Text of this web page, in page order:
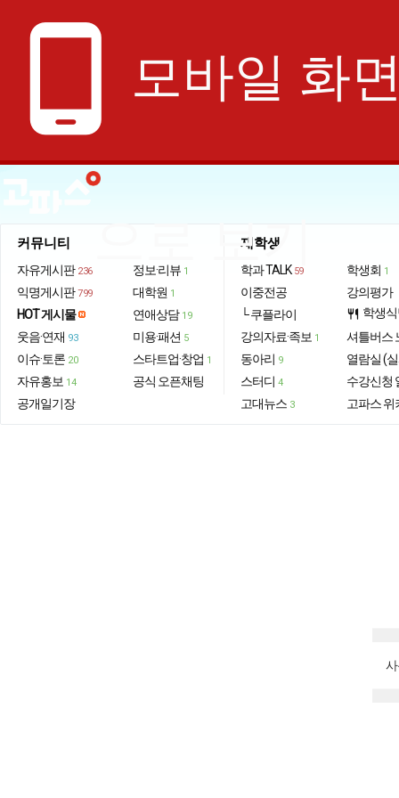
phone_android 모바일 화
으로 보기
커뮤니티
자유게시판 236
익명게시판 799
HOT 게시물
웃음·연재 93
이슈·토론 20
자유홍보 14
공개일기장
정보·리뷰 1
대학원 1
연애상담 19
미용·패션 5
스타트업·창업 1
공식 오픈채팅
재학생
학과 TALK 59
이중전공
└ 쿠플라이
강의자료·족보 1
동아리 9
스터디 4
고대뉴스 3
학생회 1
강의평가
restaurant 학생
셔틀버스
열람실 (
수강신청
고파스 위